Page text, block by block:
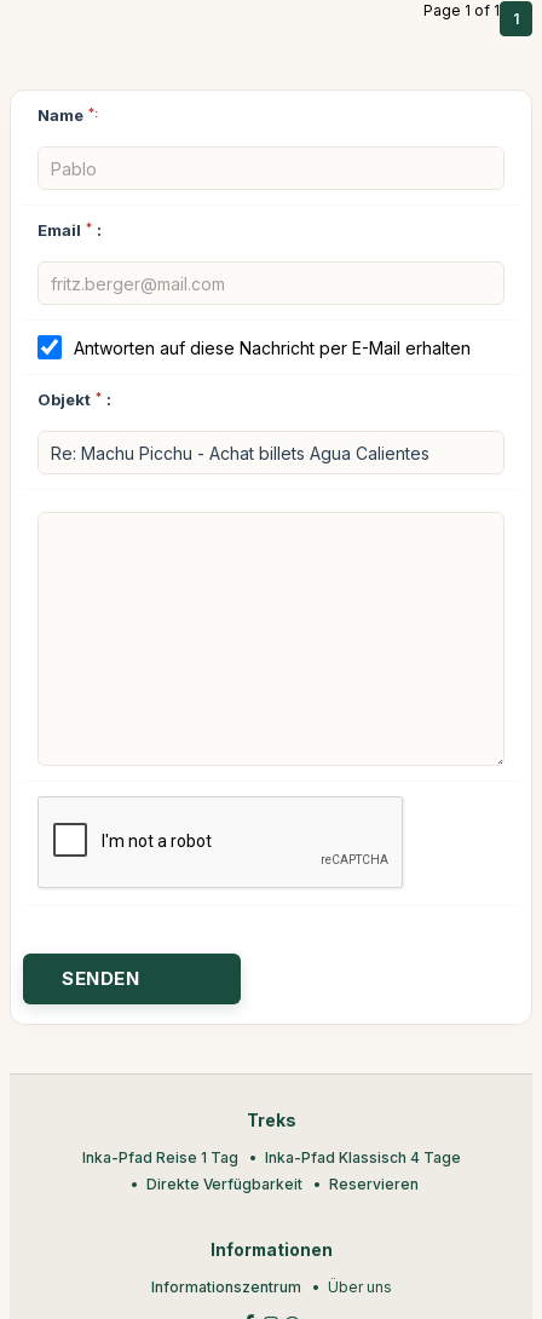
Page 1 of 1 1
Name *:
Email * :
Antworten auf diese Nachricht per E-Mail erhalten
Objekt * :
Treks
Inka-Pfad Reise 1 Tag
Inka-Pfad Klassisch 4 Tage
Direkte Verfügbarkeit
Reservieren
Informationen
Informationszentrum Über uns